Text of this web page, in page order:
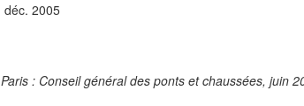
déc. 2005
Paris : Conseil général des ponts et chaussées, juin